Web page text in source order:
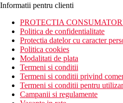
Informatii pentru clienti
PROTECTIA
Politica de confidentialitate
Protectia datelor cu caracter
Politica cookies
Modalitati de plata
Termeni si conditii
Termeni si conditii privind
Termeni si conditii pentru
Campanii si regulamente